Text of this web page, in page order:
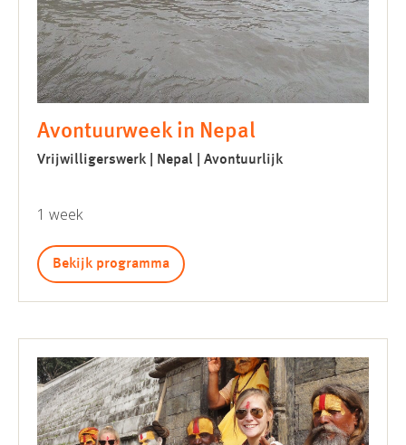
Avontuurweek in Nepal
Vrijwilligerswerk | Nepal | Avontuurlijk
1 week
Bekijk programma